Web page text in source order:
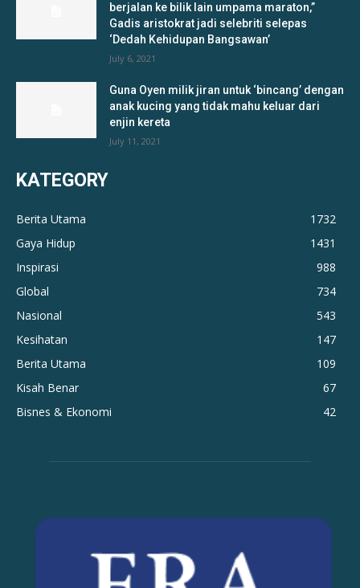
berjalan ke bilik lain umpama maraton,”
Gadis aristokrat jadi selebriti selepas
‘Dedah Kehidupan Bangsawan’
July 6, 2021
Guna Oyen milik jiran untuk ‘bincang’ dengan
anak kucing yang tidak mahu keluar dari
enjin kereta
July 11, 2021
KATEGORY
Berita Utama
1732
Gaya Hidup
1431
Inspirasi
988
Global
734
Nasional
543
Kesihatan
147
Berita Utama
109
Kisah Benar
67
Bisnes & Ekonomi
42